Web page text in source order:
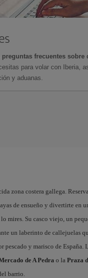
preguntas frecuentes sobre
para volar con Iberia,
y aduanas.
zona costera gallega.
de ensueño y divertirte en
mires. Su casco viejo, un
un laberinto de callejuelas
pescado y marisco de España.
de A Pedra o la Praza
barrio.